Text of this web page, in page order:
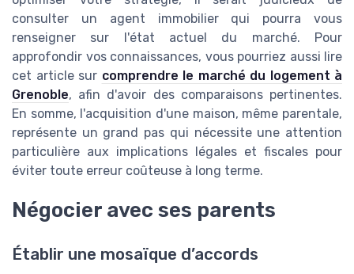
consulter un agent immobilier qui pourra vous
renseigner sur l'état actuel du marché. Pour
approfondir vos connaissances, vous pourriez aussi lire
cet article sur comprendre le marché du logement à
Grenoble, afin d'avoir des comparaisons pertinentes.
En somme, l'acquisition d'une maison, même parentale,
représente un grand pas qui nécessite une attention
particulière aux implications légales et fiscales pour
éviter toute erreur coûteuse à long terme.
Négocier avec ses parents
Établir une mosaïque d’accords